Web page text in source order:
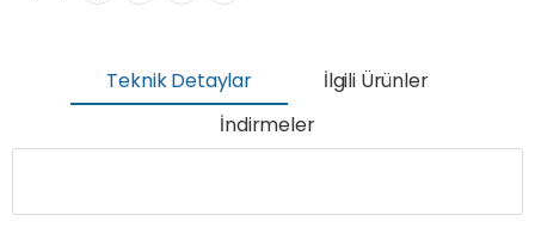
Teknik Detaylar
İlgili Ürünler
İndirmeler